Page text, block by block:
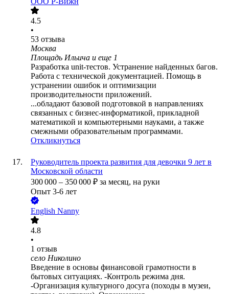
4.5
•
53 отзыва
Москва
Площадь Ильича и еще 1
Разработка unit-тестов. Устранение найденных багов.
Работа с технической документацией. Помощь в
устранении ошибок и оптимизации
производительности приложений.
...обладают базовой подготовкой в направлениях
связанных с бизнес-информатикой, прикладной
математикой и компьютерными науками, а также
смежными образовательным программами.
Откликнуться
Руководитель проекта развития для девочки 9 лет в
Московской области
300 000 – 350 000 ₽ за месяц, на руки
Опыт 3-6 лет
English Nanny
4.8
•
1 отзыв
село Николино
Введение в основы финансовой грамотности в
бытовых ситуациях. -Контроль режима дня.
-Организация культурного досуга (походы в музеи,